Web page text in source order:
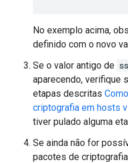
No exemplo acima,
definido com o novo
Se o valor antigo de
aparecendo, verifique
etapas descritas
criptografia em hosts
tiver pulado alguma
Se ainda não for
pacotes de